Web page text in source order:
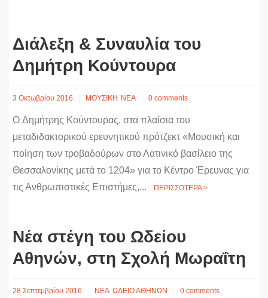
Διάλεξη & Συναυλία του
Δημήτρη Κούντουρα
3 Οκτωβρίου 2016 ΜΟΥΣΙΚΗ ΝΕΑ 0 comments
O Δημήτρης Κούντουρας, στα πλαίσια του
μεταδιδακτορικού ερευνητικού πρότζεκτ «Μουσική και
ποίηση των τροβαδούρων στο Λατινικό βασίλειο της
Θεσσαλονίκης μετά το 1204» για το Κέντρο Έρευνας για
τις Ανθρωπιστικές Επιστήμες,...
ΠΕΡΙΣΣΟΤΕΡΑ >
Νέα στέγη του Ωδείου
Αθηνών, στη Σχολή Μωραΐτη
28 Σεπτεμβρίου 2016 ΝΕΑ ΩΔΕΙΟ ΑΘΗΝΩΝ 0 comments